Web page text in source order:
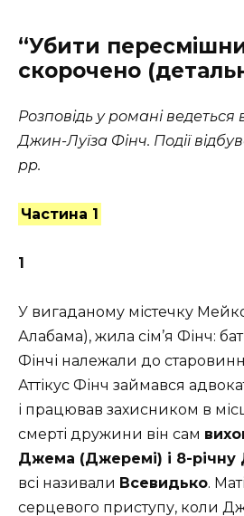
“Убити
скорочено
Розповідь у романі ведеться
Джин-Луїза Фінч. Події
рр.
Частина 1
1
У вигаданому містечку
Алабама), жила сім’я Фінч:
Фінчі належали до
Аттікус Фінч займався
і працював захисником в
смерті дружини він сам
Джема (Джеремі) і 8-річну
всі називали Всевидько.
серцевого приступу, коли